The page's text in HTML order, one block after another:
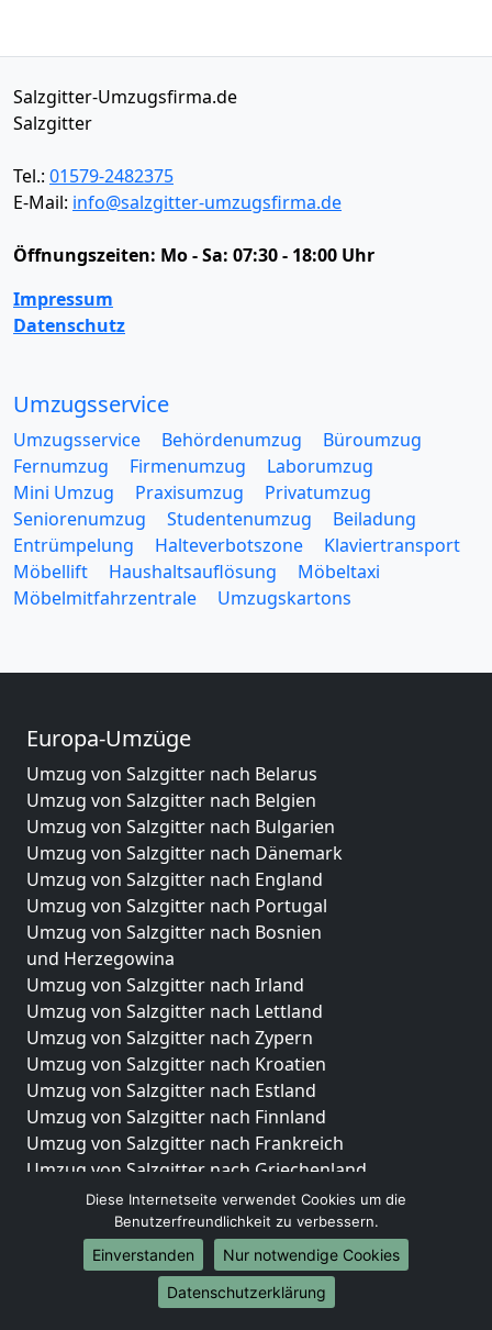
Salzgitter-Umzugsfirma.de
Salzgitter
Tel.: 01579-2482375
E-Mail: info@salzgitter-umzugsfirma.de
Öffnungszeiten: Mo - Sa: 07:30 - 18:00 Uhr
Impressum
Datenschutz
Umzugsservice
Umzugsservice Behördenumzug
Büroumzug
Fernumzug
Firmenumzug
Laborumzug
Mini Umzug
Praxisumzug
Privatumzug
Seniorenumzug
Studentenumzug
Beiladung
Entrümpelung
Halteverbotszone
Klaviertransport
Möbellift
Haushaltsauflösung
Möbeltaxi
Möbelmitfahrzentrale
Umzugskartons
Europa-Umzüge
Umzug von Salzgitter nach Belarus
Umzug von Salzgitter nach Belgien
Umzug von Salzgitter nach Bulgarien
Umzug von Salzgitter nach Dänemark
Umzug von Salzgitter nach England
Umzug von Salzgitter nach Portugal
Umzug von Salzgitter nach Bosnien
und Herzegowina
Umzug von Salzgitter nach Irland
Umzug von Salzgitter nach Lettland
Umzug von Salzgitter nach Zypern
Umzug von Salzgitter nach Kroatien
Umzug von Salzgitter nach Estland
Umzug von Salzgitter nach Finnland
Umzug von Salzgitter nach Frankreich
Umzug von Salzgitter nach Griechenland
Umzug von Salzgitter nach Italien
Umzug von Salzgitter nach Liechtenstein
Umzug von Salzgitter nach Luxemburg
Umzug von Salzgitter nach Niederlande
Umzug von Salzgitter nach Norwegen
Diese Internetseite verwendet Cookies um die
Benutzerfreundlichkeit zu verbessern.
Einverstanden
Nur notwendige Cookies
Datenschutzerklärung